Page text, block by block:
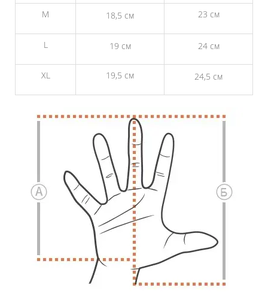
M
18,5 см 23 см
L 19 см 24 см
XL 19,5 см 24,5 см